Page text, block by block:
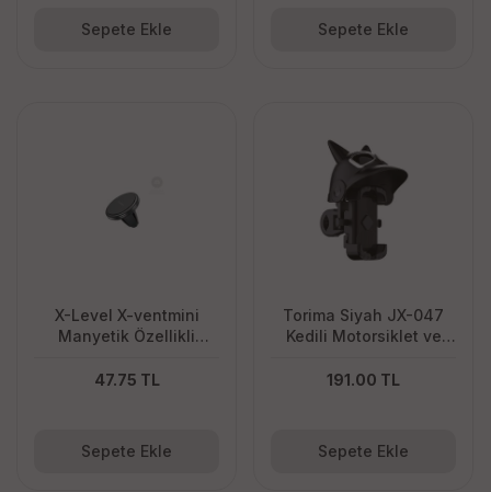
Sepete Ekle Sepete Ekle
X-Level X-ventmini
Manyetik Özellikli
Tutucu
47.75 TL
Sepete Ekle
Torima Siyah JX-047
Kedili Motorsiklet ve
191.00 TL
Sepete Ekle